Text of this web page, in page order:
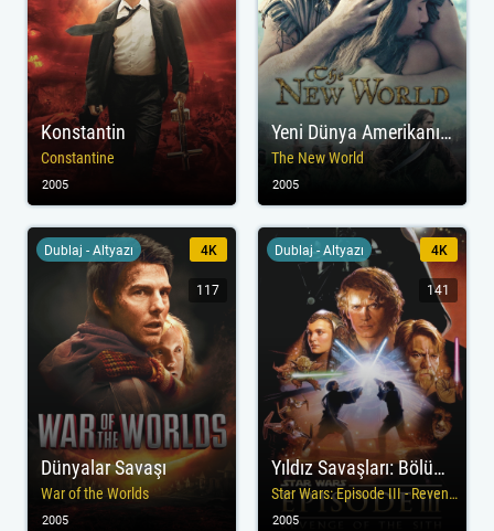
Konstantin
Constantine
2005
Yeni Dünya Amerikanın Keşfi
The New World
2005
Dünyalar Savaşı
War of the Worlds
Dublaj - Altyazı 4K
117
2005
Yıldız Savaşları: Bölüm III - Sith'in İntikamı
Star Wars: Episode III - Revenge of the Sith
Dublaj - Altyazı 4K
141
2005